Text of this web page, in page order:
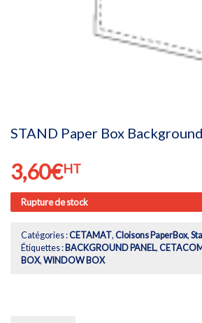
STAND Paper Box
3,60€HT
Rupture de stock
Catégories :CETAMAT, Cloisons PaperBox,
Étiquettes : BACKGROUND PANEL, CETACOM
BOX, WINDOW BOX